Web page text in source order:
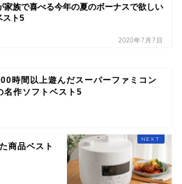
家族で喜べる今年の夏のボーナスで欲しい
スト5
2020年7月7日
時間以上遊んだスーパーファミコン
名作ソフトベスト5
商品ベスト